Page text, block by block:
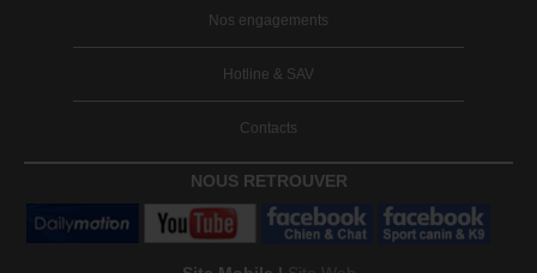
Nos engagements
Hotline & SAV
Contacts
NOUS RETROUVER